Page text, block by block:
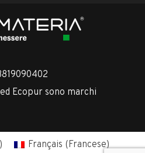
Ecopur sono marchi
) Français (Francese)